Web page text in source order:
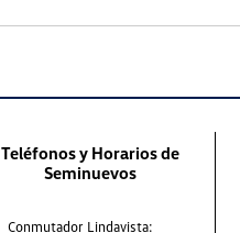
Teléfonos y Horarios de
Seminuevos
Conmutador Lindavista: